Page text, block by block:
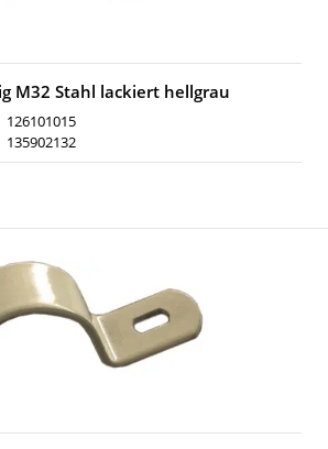
M32 Stahl lackiert hellgrau
126101015
135902132